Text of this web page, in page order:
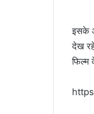
इसके
देख
फिल्म